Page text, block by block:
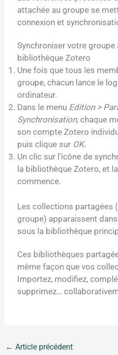
attachée au groupe se
connexion et
Synchroniser votre groupe
bibliothèque Zotero
Une fois que tous les
groupe, chacun lance le
ordinateur.
Dans le menu Edition >
Synchronisation, chaque
son compte Zotero
puis clique sur OK.
Un clic sur l’icône de
la bibliothèque Zotero, et
commence.
Les collections partagées
groupe) apparaissent
sous la bibliothèque
Ces bibliothèques
même façon que vos
Importez, modifiez,
supprimez…
← Article précédent